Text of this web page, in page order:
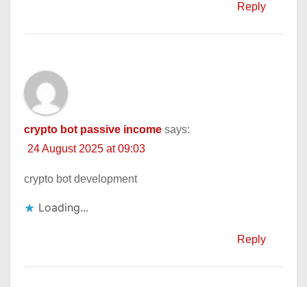
Reply
crypto bot passive income says:
24 August 2025 at 09:03
crypto bot development
Loading...
Reply